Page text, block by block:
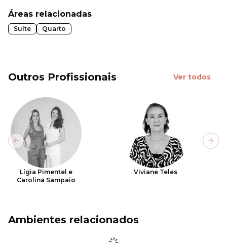
Áreas relacionadas
Suíte Quarto
Outros Profissionais Ver todos
Lígia Pimentel e
Carolina Sampaio
Viviane Teles
Previous slide
Ambientes relacionados